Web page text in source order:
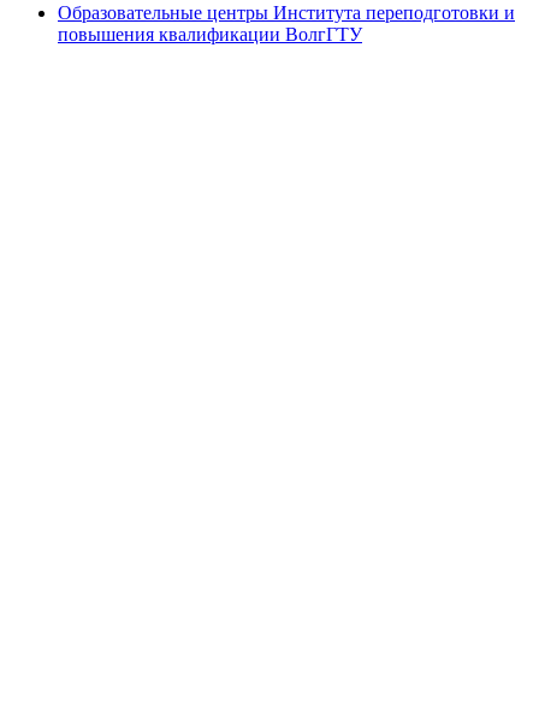
Образовательные центры Института переподготовки и
повышения квалификации ВолгГТУ